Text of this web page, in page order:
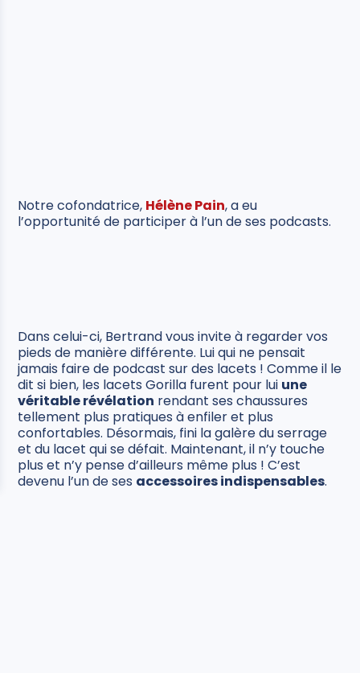
Notre cofondatrice, Hélène Pain, a eu
l’opportunité de participer à l’un de ses podcasts.
Dans celui-ci, Bertrand vous invite à regarder vos
pieds de manière différente. Lui qui ne pensait
jamais faire de podcast sur des lacets ! Comme il le
dit si bien, les lacets Gorilla furent pour lui une
véritable révélation rendant ses chaussures
tellement plus pratiques à enfiler et plus
confortables. Désormais, fini la galère du serrage
et du lacet qui se défait. Maintenant, il n’y touche
plus et n’y pense d’ailleurs même plus ! C’est
devenu l’un de ses accessoires indispensables.